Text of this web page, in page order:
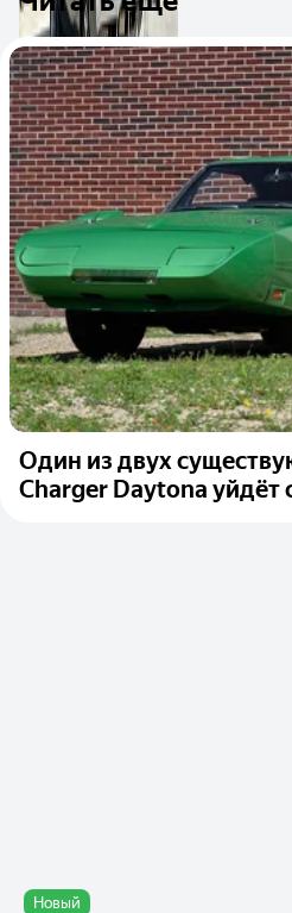
Один из двух
Charger Daytona уйдёт
Новый